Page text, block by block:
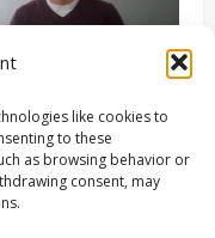
like cookies to
to these
as browsing behavior or
consent, may
JUAN PATRICIO